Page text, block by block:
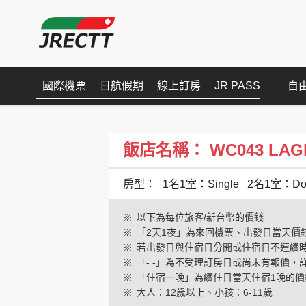
國際機票 日航假期 線上訂房 JR PASS 自
飯店名稱： WC043
房型： 1名1室：Single 2名1室：
※ 以下為每位旅客/新台幣的價錢
※
「2天1夜」為來回機票、出發日當天價
※ 若出發日與住宿日分開或住宿日不連續
※
「- -」為不受理訂房日或尚未有報價，
※
「住宿一晚」為續住日當天住宿1晚的
※ 大人：12歲以上、小孩：6-11歲